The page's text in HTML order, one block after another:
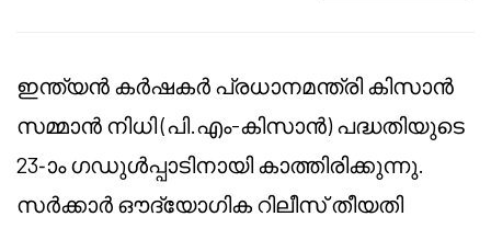
ഇന്ത്യൻ കർഷകർ പ്രധാനമന്ത്രി കിസാൻ
സമ്മാൻ നിധി (പി.എം-കിസാൻ) പദ്ധതിയുടെ
23-ാം ഗഡുൾപ്പാടിനായി കാത്തിരിക്കുന്നു.
സർക്കാർ ഔദ്യോഗിക റിലീസ് തീയതി